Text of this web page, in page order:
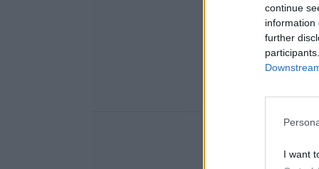
continue
information
further
I want